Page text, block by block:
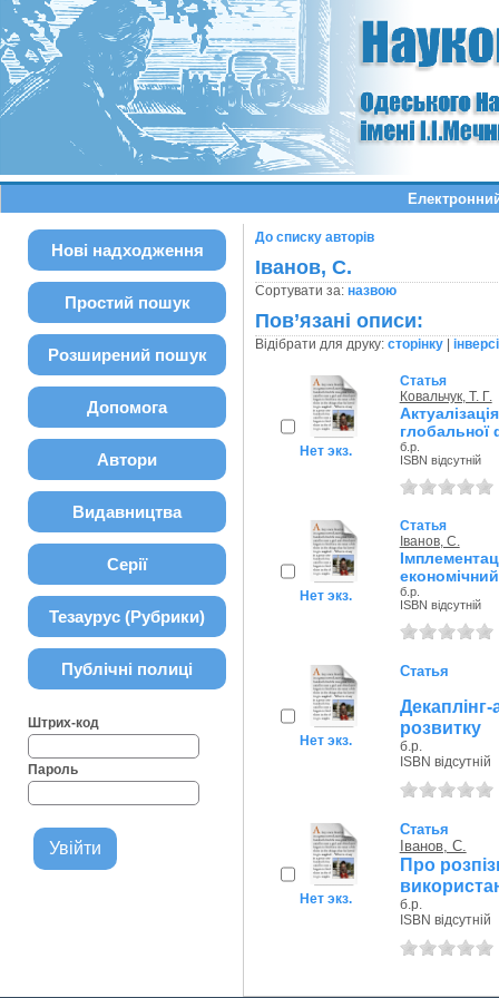
Нові надходження
Простий пошук
Розширений пошук
Допомога
Автори
Видавництва
Серії
Тезаурус (Рубрики)
Публічні полиці
Штрих-код
Пароль
До списку авторів
Іванов, С.
Сортувати за: назвою
Пов’язані описи:
Відібрати для друку: сторінку|
Нет экз.
Статья
Ковальчук, Т. Г.
глобальної
б.р.
ISBN відсутній
Нет экз.
Статья
Іванов, С.
б.р.
ISBN відсутній
Нет экз.
Статья
розвитку
б.р.
ISBN відсутній
Нет экз.
Статья
Іванов, С.
Про
б.р.
ISBN відсутній